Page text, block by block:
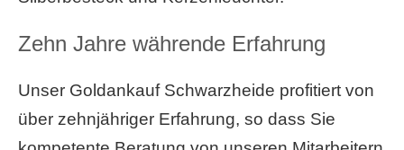
Zehn Jahre währende Erfahrung
Unser Goldankauf Schwarzheide profitiert von
über zehnjähriger Erfahrung, so dass Sie